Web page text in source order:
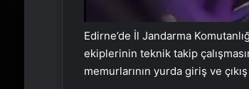
Edirne’de İl Jandarma
ekiplerinin teknik takip
memurlarının yurda giriş ve